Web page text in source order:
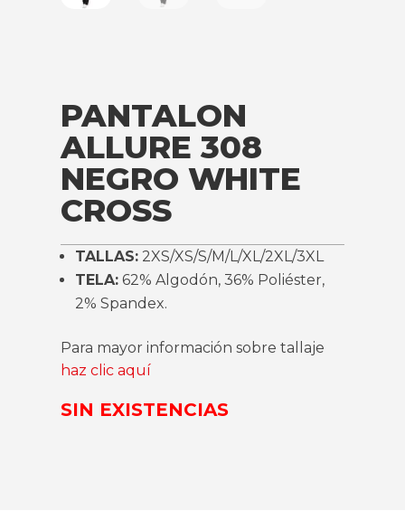
PANTALON
ALLURE 308
NEGRO WHITE
CROSS
TALLAS: 2XS/XS/S/M/L/XL/2XL/3XL
TELA: 62% Algodón, 36% Poliéster,
2% Spandex.
Para mayor información sobre tallaje
haz clic aquí
SIN EXISTENCIAS